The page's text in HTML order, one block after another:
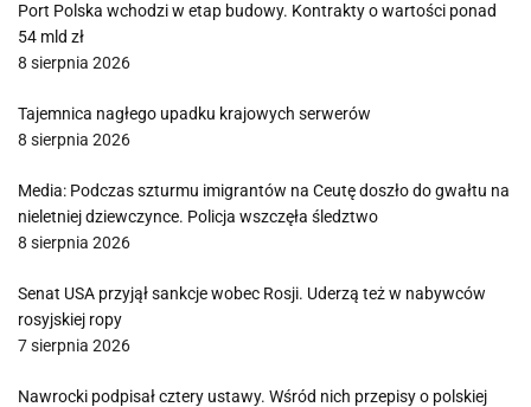
Port Polska wchodzi w etap budowy. Kontrakty o wartości ponad
54 mld zł
8 sierpnia 2026
Tajemnica nagłego upadku krajowych serwerów
8 sierpnia 2026
Media: Podczas szturmu imigrantów na Ceutę doszło do gwałtu na
nieletniej dziewczynce. Policja wszczęła śledztwo
8 sierpnia 2026
Senat USA przyjął sankcje wobec Rosji. Uderzą też w nabywców
rosyjskiej ropy
7 sierpnia 2026
Nawrocki podpisał cztery ustawy. Wśród nich przepisy o polskiej